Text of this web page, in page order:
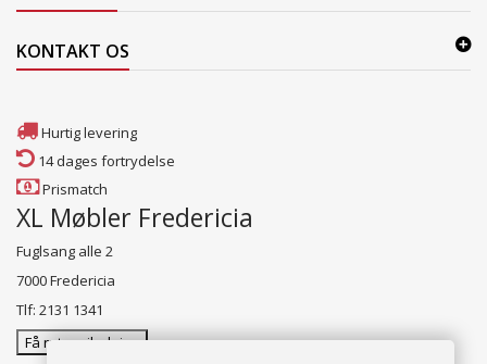
KONTAKT OS
Hurtig levering
14 dages fortrydelse
Prismatch
XL Møbler Fredericia
Fuglsang alle 2
7000 Fredericia
Tlf: 2131 1341
Få rutevejledning